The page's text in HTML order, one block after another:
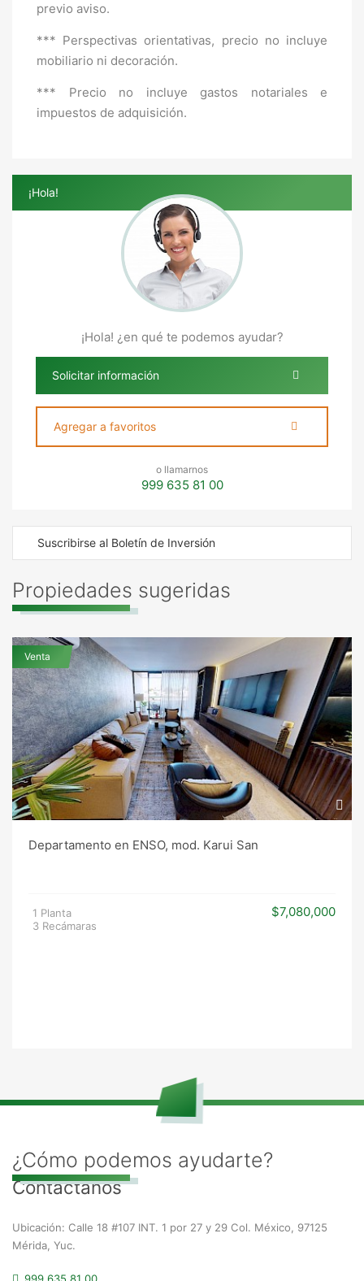
previo aviso.
*** Perspectivas orientativas, precio no incluye
mobiliario ni decoración.
*** Precio no incluye gastos notariales e
impuestos de adquisición.
¡Hola!
¡Hola! ¿en qué te podemos ayudar?
Solicitar información
Agregar a favoritos
o llamarnos
999 635 81 00
Suscribirse al Boletín de Inversión
Propiedades sugeridas
Venta
Departamento en ENSO, mod. Karui San
1 Planta
3 Recámaras
$7,080,000
¿Cómo podemos ayudarte?
Contáctanos
Ubicación: Calle 18 #107 INT. 1 por 27 y 29 Col. México, 97125
Mérida, Yuc.
999 635 81 00